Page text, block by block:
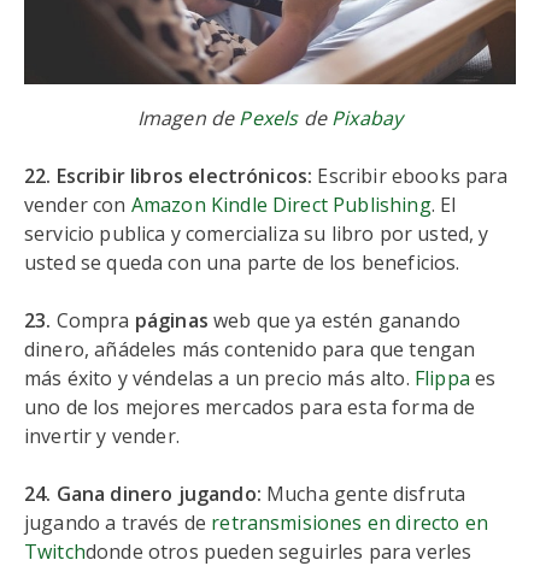
Imagen dePexelsdePixabay
22. Escribir libros electrónicos: Escribir ebooks para
vender con Amazon Kindle Direct Publishing. El
servicio publica y comercializa su libro por usted, y
usted se queda con una parte de los beneficios.
23. Compra páginas web que ya estén ganando
dinero, añádeles más contenido para que tengan
más éxito y véndelas a un precio más alto. Flippa es
uno de los mejores mercados para esta forma de
invertir y vender.
24. Gana dinero jugando: Mucha gente disfruta
jugando a través de retransmisiones en directo en
Twitchdonde otros pueden seguirles para verles